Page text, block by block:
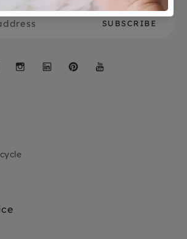
Facebook
Instagram
LinkedInPinterest